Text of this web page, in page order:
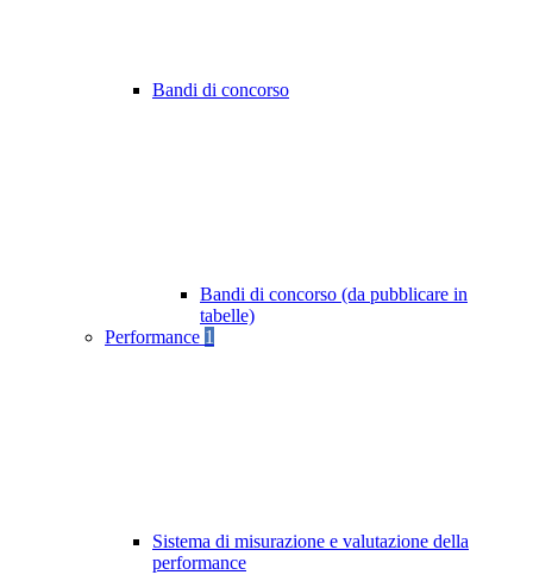
Bandi di concorso
Bandi di concorso (da pubblicare in
tabelle)
Performance 1
Sistema di misurazione e valutazione della
performance